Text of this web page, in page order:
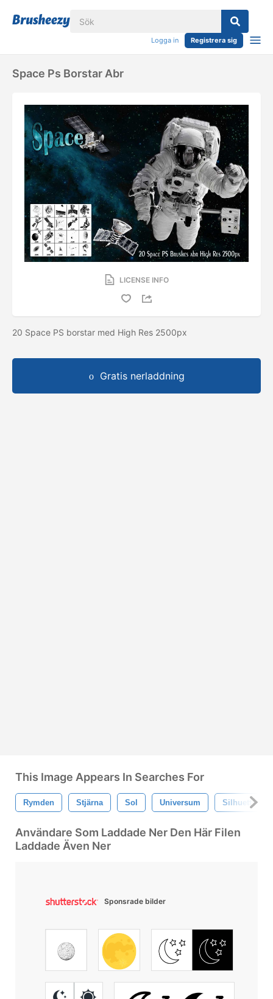
Logga in Registrera sig
Space Ps Borstar Abr
LICENSE INFO
20 Space PS borstar med High Res 2500px
Gratis nerladdning
This Image Appears In Searches For
Rymden Stjärna Sol Universum Silhuett
Användare Som Laddade Ner Den Här Filen
Laddade Även Ner
Sponsrade bilder